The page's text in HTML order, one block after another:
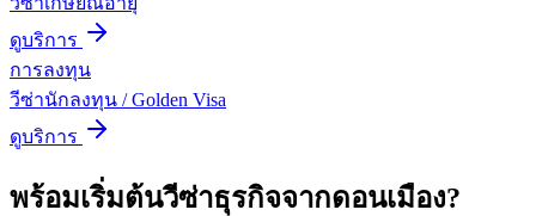
ดูบริการ
การลงทุน
วีซ่านักลงทุน / Golden Visa
ดูบริการ
พร้อมเริ่มต้นวีซ่าธุรกิจจากดอนเมือง?